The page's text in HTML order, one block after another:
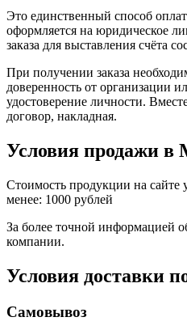
Это единственный способ
оформляется на юридическое
заказа для выставления счёта
При получении заказа
доверенность от организации
удостоверение личности.
договор, накладная.
Условия продажи в
Стоимость продукции на сайте
менее: 1000 рублей
За более точной информацией
компании.
Условия доставки
Самовывоз